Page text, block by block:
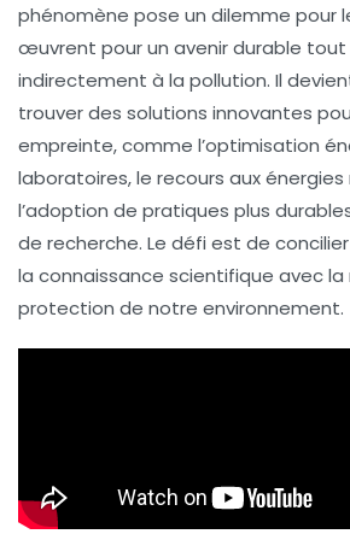
phénomène pose un dilemme pour
œuvrent pour un avenir durable
indirectement à la pollution. Il
trouver des solutions innovantes
empreinte, comme l’optimisation
laboratoires, le recours aux
l’adoption de pratiques plus
de recherche. Le défi est de
la connaissance scientifique avec la
protection de notre environnement.